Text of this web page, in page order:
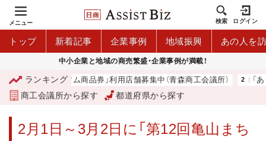
メニュー 検索 ログイン
トップ 新着記事 企業事例 地域振興 あの人を
中小企業と地域の商売繁盛・企業事例が満載！
ランキング
「青森市プレミアム商品券」利用店舗募集中（青森商工会議所） 「
商工会議所から探す 都道府県から探す
2月1日～3月2日に「第12回亀山まち